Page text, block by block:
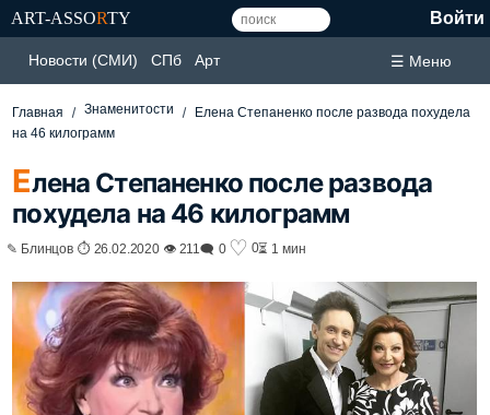
ART-ASSORTY Войти
Новости (СМИ) СПб Арт ☰ Меню
Главная Знаменитости
Елена Степаненко после развода похудела
на 46 килограмм
Елена Степаненко после развода
похудела на 46 килограмм
✎ Блинцов ⏱ 26.02.2020 👁 211🗨 0 ♡ 0⏳ 1 мин